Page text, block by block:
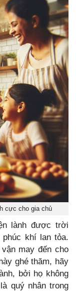
cực cho gia chủ
lành được trời
khí lan tỏa.
may đến cho
ghé thăm, hãy
bởi họ không
quý nhân trong